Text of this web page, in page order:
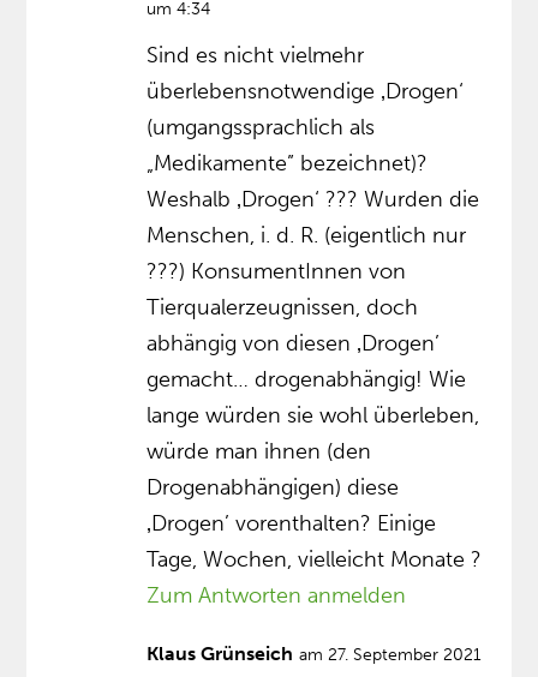
um 4:34
Sind es nicht vielmehr
überlebensnotwendige ‚Drogen‘
(umgangssprachlich als
„Medikamente” bezeichnet)?
Weshalb ‚Drogen‘ ??? Wurden die
Menschen, i. d. R. (eigentlich nur
???) KonsumentInnen von
Tierqualerzeugnissen, doch
abhängig von diesen ‚Drogen’
gemacht… drogenabhängig! Wie
lange würden sie wohl überleben,
würde man ihnen (den
Drogenabhängigen) diese
‚Drogen’ vorenthalten? Einige
Tage, Wochen, vielleicht Monate ?
Zum Antworten anmelden
Klaus Grünseich am 27. September 2021